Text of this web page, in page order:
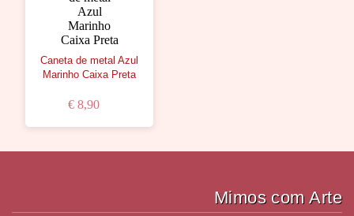
Caneta de metal Azul
Marinho Caixa Preta
€ 8,90
Mimos com Arte